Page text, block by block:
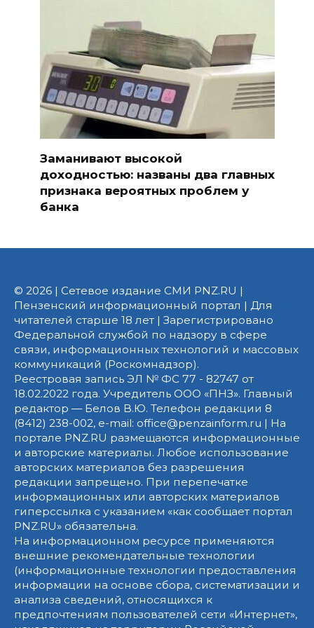
Заманивают высокой
доходностью: названы два главных
признака вероятных проблем у
банка
© 2026 | Сетевое издание СМИ PNZ.RU |
Пензенский информационный портал | Для
читателей старше 18 лет | Зарегистрировано
Федеральной службой по надзору в сфере
связи, информационных технологий и массовых
коммуникаций (Роскомнадзор).
Реестровая запись ЭЛ № ФС 77 - 82747 от
18.02.2022 года. Учредитель ООО «ПНЗ». Главный
редактор — Белов В.Ю. Телефон редакции 8
(8412) 238-002, e-mail: office@penzainform.ru | На
портале PNZ.RU размещаются информационные
и авторские материалы. Любое использование
авторских материалов без разрешения
редакции запрещено. При перепечатке
информационных или авторских материалов
гиперссылка с указанием «как сообщает портал
PNZ.RU» обязательна.
На информационном ресурсе применяются
внешние рекомендательные технологии
(информационные технологии предоставления
информации на основе сбора, систематизации и
анализа сведений, относящихся к
предпочтениям пользователей сети «Интернет»,